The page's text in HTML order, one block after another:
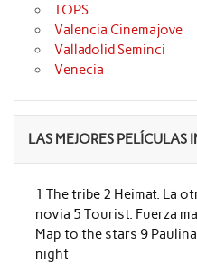
TOPS
Valencia Cinemajove
Valladolid Seminci
Venecia
LAS MEJORES PELÍCULAS
1 The tribe 2 Heimat. La
novia 5 Tourist. Fuerza
Map to the stars 9
night